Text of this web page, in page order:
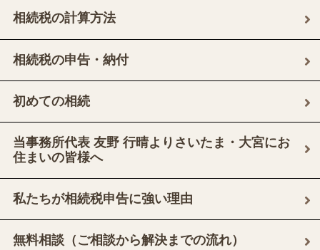
相続税の計算方法
相続税の申告・納付
初めての相続
当事務所代表 友野 行晴よりさいたま・大宮にお
住まいの皆様へ
私たちが相続税申告に強い理由
無料相談（ご相談から解決までの流れ）